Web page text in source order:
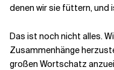
denen wir sie füttern, und
Das ist noch nicht alles.
Zusammenhänge
großen Wortschatz